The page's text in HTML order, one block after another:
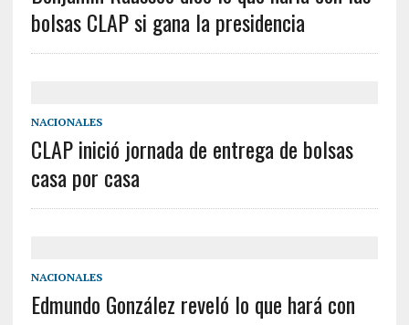
bolsas CLAP si gana la presidencia
NACIONALES
CLAP inició jornada de entrega de bolsas
casa por casa
NACIONALES
Edmundo González reveló lo que hará con